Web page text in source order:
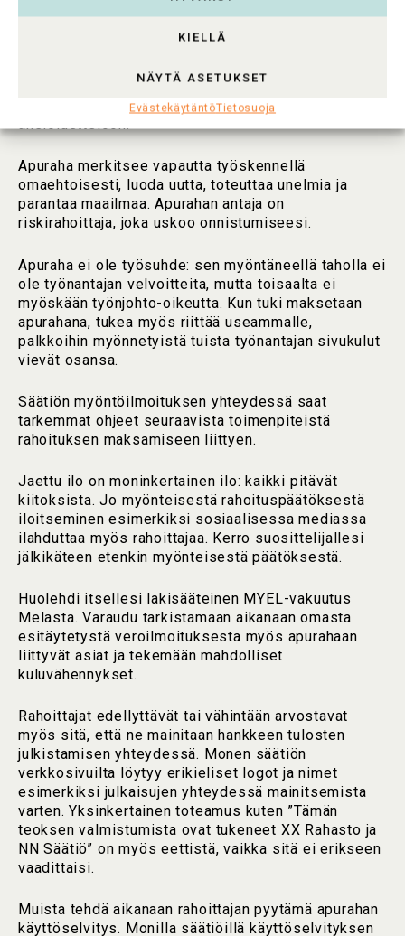
KIELLÄ
NÄYTÄ ASETUKSET
EvästekäytäntöTietosuoja
Apurahan saajalle
Paljon onnea! Myönteinen rahoituspäätös on aina
myös meriitti, joka merkitsee vertaisten tunnustusta.
Tieto apurahasta kannattaa lisätä omaan
ansioluetteloon.
Apuraha merkitsee vapautta työskennellä
omaehtoisesti, luoda uutta, toteuttaa unelmia ja
parantaa maailmaa. Apurahan antaja on
riskirahoittaja, joka uskoo onnistumiseesi.
Apuraha ei ole työsuhde: sen myöntäneellä taholla ei
ole työnantajan velvoitteita, mutta toisaalta ei
myöskään työnjohto-oikeutta. Kun tuki maksetaan
apurahana, tukea myös riittää useammalle,
palkkoihin myönnetyistä tuista työnantajan sivukulut
vievät osansa.
Säätiön myöntöilmoituksen yhteydessä saat
tarkemmat ohjeet seuraavista toimenpiteistä
rahoituksen maksamiseen liittyen.
Jaettu ilo on moninkertainen ilo: kaikki pitävät
kiitoksista. Jo myönteisestä rahoituspäätöksestä
iloitseminen esimerkiksi sosiaalisessa mediassa
ilahduttaa myös rahoittajaa. Kerro suosittelijallesi
jälkikäteen etenkin myönteisestä päätöksestä.
Huolehdi itsellesi lakisääteinen MYEL-vakuutus
Melasta. Varaudu tarkistamaan aikanaan omasta
esitäytetystä veroilmoituksesta myös apurahaan
liittyvät asiat ja tekemään mahdolliset
kuluvähennykset.
Rahoittajat edellyttävät tai vähintään arvostavat
myös sitä, että ne mainitaan hankkeen tulosten
julkistamisen yhteydessä. Monen säätiön
verkkosivuilta löytyy erikieliset logot ja nimet
esimerkiksi julkaisujen yhteydessä mainitsemista
varten. Yksinkertainen toteamus kuten ”Tämän
teoksen valmistumista ovat tukeneet XX Rahasto ja
NN Säätiö” on myös eettistä, vaikka sitä ei erikseen
vaadittaisi.
Muista tehdä aikanaan rahoittajan pyytämä apurahan
käyttöselvitys. Monilla säätiöillä käyttöselvityksen